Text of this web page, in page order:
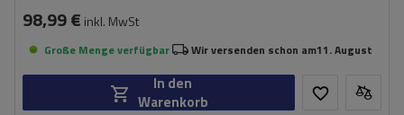
98,99 € inkl. MwSt
Große Menge verfügbar Wir versenden schon am11. August
In den
Warenkorb